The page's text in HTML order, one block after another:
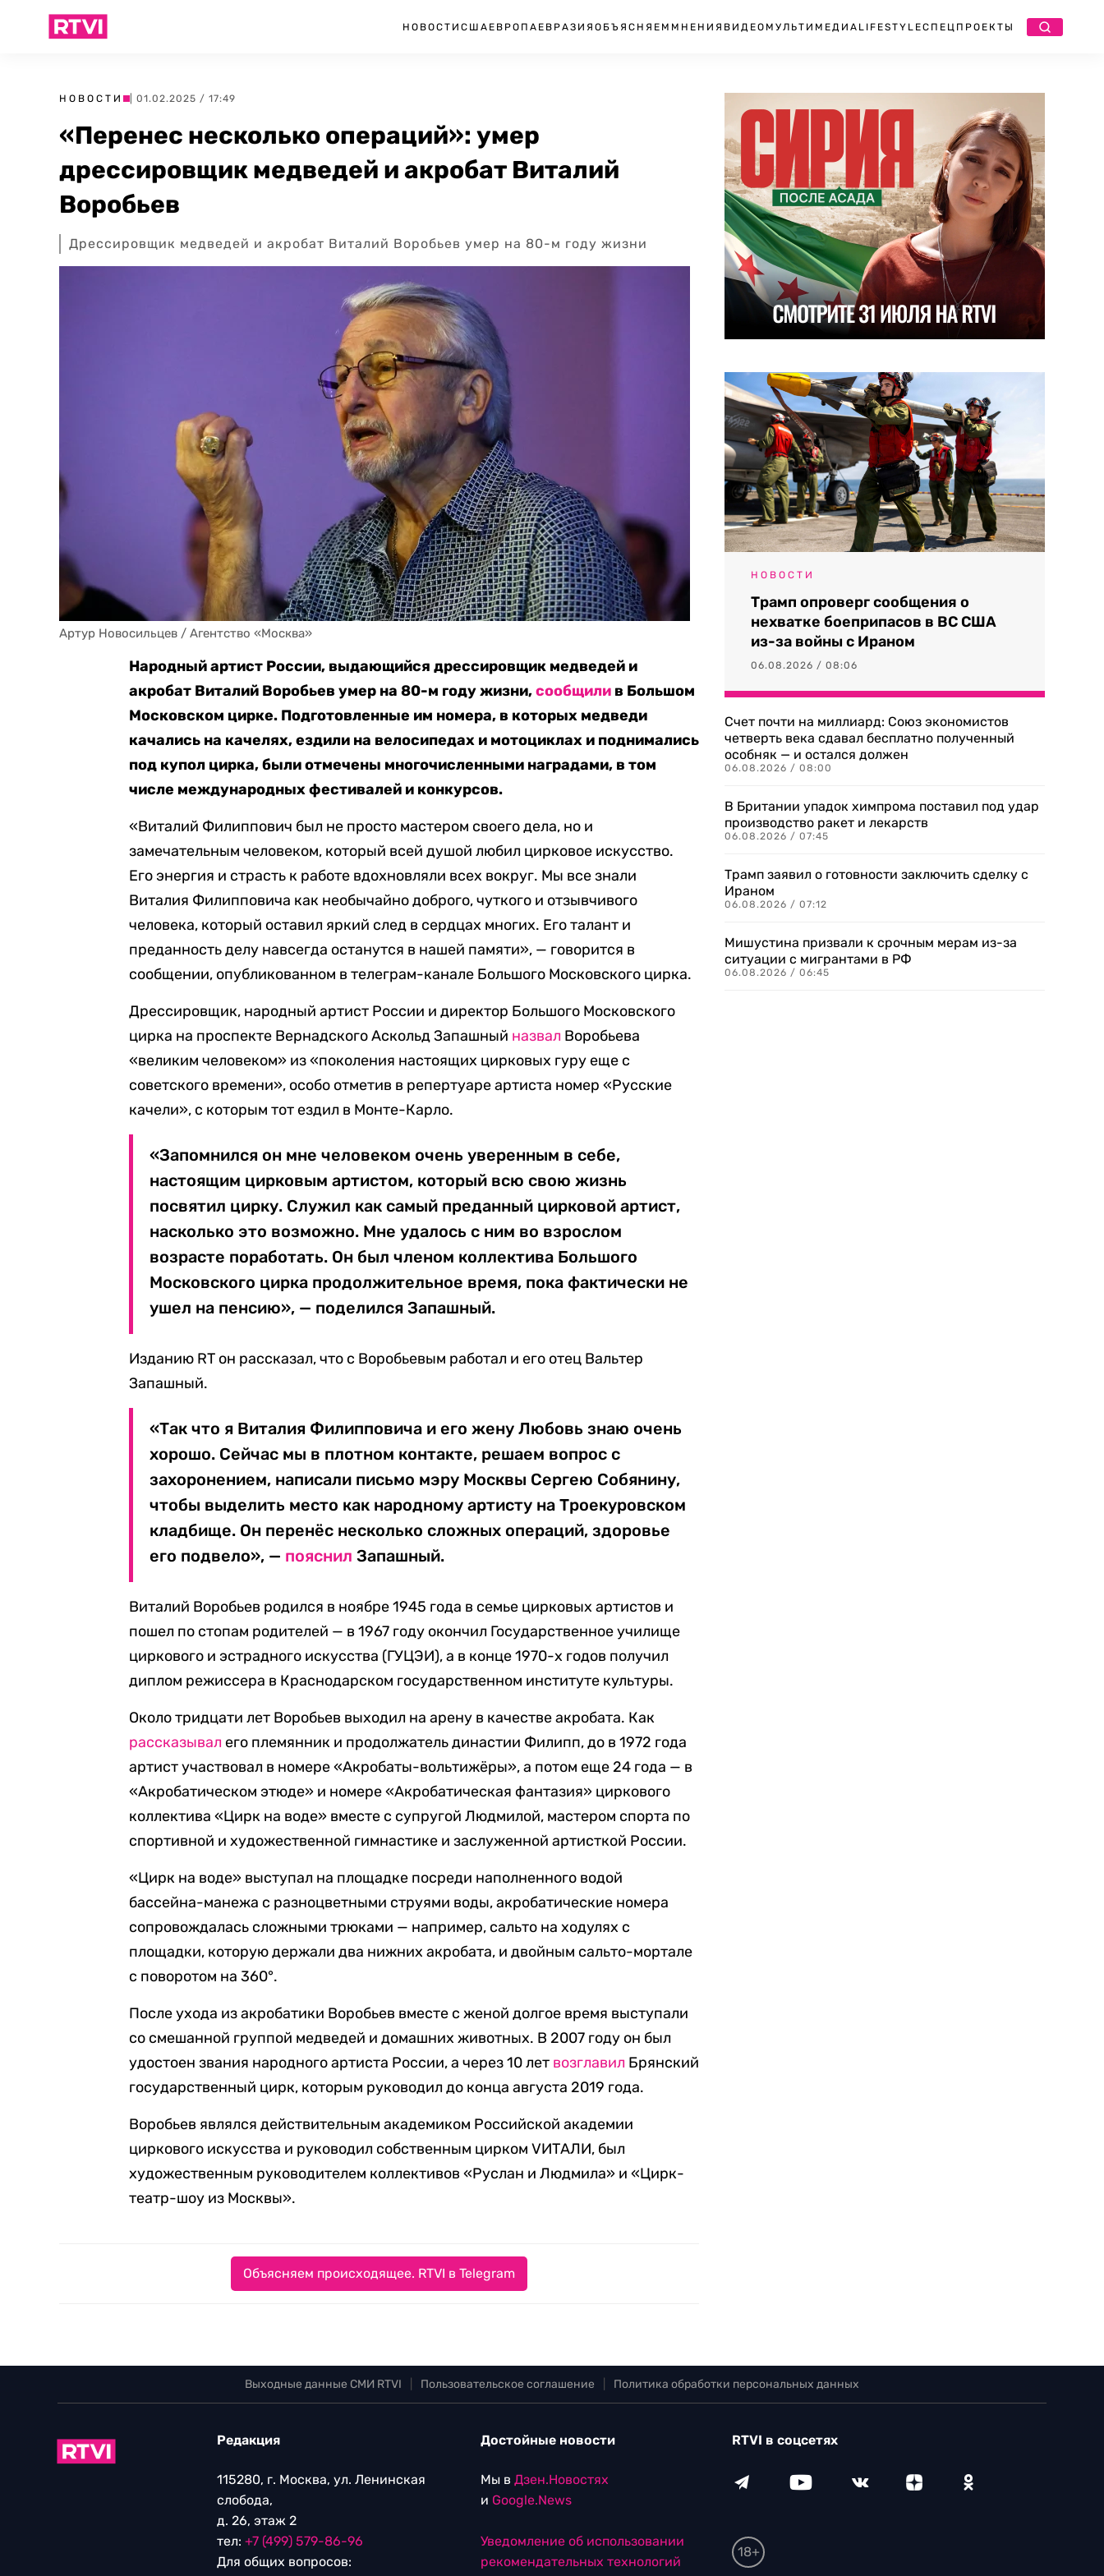
НОВОСТИ США ЕВРОПА ЕВРАЗИЯ ОБЪЯСНЯЕМ МНЕНИЯ ВИДЕО МУЛЬТИМЕДИА LIFESTYLEСПЕЦПРОЕКТЫ
НОВОСТИ | 01.02.2025 / 17:49
«Перенес несколько операций»: умер
дрессировщик медведей и акробат Виталий
Воробьев
Дрессировщик медведей и акробат Виталий Воробьев умер на 80-м году жизни
Артур Новосильцев / Агентство «Москва»
Народный артист России, выдающийся дрессировщик медведей и
акробат Виталий Воробьев умер на 80-м году жизни,сообщили в Большом
Московском цирке. Подготовленные им номера, в которых медведи
качались на качелях, ездили на велосипедах и мотоциклах и поднимались
под купол цирка, были отмечены многочисленными наградами, в том
числе международных фестивалей и конкурсов.
«Виталий Филиппович был не просто мастером своего дела, но и
замечательным человеком, который всей душой любил цирковое искусство.
Его энергия и страсть к работе вдохновляли всех вокруг. Мы все знали
Виталия Филипповича как необычайно доброго, чуткого и отзывчивого
человека, который оставил яркий след в сердцах многих. Его талант и
преданность делу навсегда останутся в нашей памяти», — говорится в
сообщении, опубликованном в телеграм-канале Большого Московского цирка.
Дрессировщик, народный артист России и директор Большого Московского
цирка на проспекте Вернадского Аскольд Запашный назвал Воробьева
«великим человеком» из «поколения настоящих цирковых гуру еще с
советского времени», особо отметив в репертуаре артиста номер «Русские
качели», с которым тот ездил в Монте-Карло.
«Запомнился он мне человеком очень уверенным в себе,
настоящим цирковым артистом, который всю свою жизнь
посвятил цирку. Служил как самый преданный цирковой артист,
насколько это возможно. Мне удалось с ним во взрослом
возрасте поработать. Он был членом коллектива Большого
Московского цирка продолжительное время, пока фактически не
ушел на пенсию», — поделился Запашный.
Изданию RT он рассказал, что с Воробьевым работал и его отец Вальтер
Запашный.
«Так что я Виталия Филипповича и его жену Любовь знаю очень
хорошо. Сейчас мы в плотном контакте, решаем вопрос с
захоронением, написали письмо мэру Москвы Сергею Собянину,
чтобы выделить место как народному артисту на Троекуровском
кладбище. Он перенёс несколько сложных операций, здоровье
его подвело», — пояснил Запашный.
Виталий Воробьев родился в ноябре 1945 года в семье цирковых артистов и
пошел по стопам родителей — в 1967 году окончил Государственное училище
циркового и эстрадного искусства (ГУЦЭИ), а в конце 1970-х годов получил
диплом режиссера в Краснодарском государственном институте культуры.
Около тридцати лет Воробьев выходил на арену в качестве акробата. Как
рассказывал его племянник и продолжатель династии Филипп, до в 1972 года
артист участвовал в номере «Акробаты-вольтижёры», а потом еще 24 года — в
«Акробатическом этюде» и номере «Акробатическая фантазия» циркового
коллектива «Цирк на воде» вместе с супругой Людмилой, мастером спорта по
спортивной и художественной гимнастике и заслуженной артисткой России.
«Цирк на воде» выступал на площадке посреди наполненного водой
бассейна-манежа с разноцветными струями воды, акробатические номера
сопровождалась сложными трюками — например, сальто на ходулях с
площадки, которую держали два нижних акробата, и двойным сальто-мортале
с поворотом на 360°.
После ухода из акробатики Воробьев вместе с женой долгое время выступали
со смешанной группой медведей и домашних животных. В 2007 году он был
удостоен звания народного артиста России, а через 10 лет возглавил Брянский
государственный цирк, которым руководил до конца августа 2019 года.
Воробьев являлся действительным академиком Российской академии
циркового искусства и руководил собственным цирком VИТАЛИ, был
художественным руководителем коллективов «Руслан и Людмила» и «Цирк-
театр-шоу из Москвы».
Объясняем происходящее. RTVI в Telegram
НОВОСТИ
Трамп опроверг сообщения о
нехватке боеприпасов в ВС США
из-за войны с Ираном
06.08.2026 / 08:06
Счет почти на миллиард: Союз экономистов
четверть века сдавал бесплатно полученный
особняк — и остался должен
06.08.2026 / 08:00
В Британии упадок химпрома поставил под удар
производство ракет и лекарств
06.08.2026 / 07:45
Трамп заявил о готовности заключить сделку с
Ираном
06.08.2026 / 07:12
Мишустина призвали к срочным мерам из-за
ситуации с мигрантами в РФ
06.08.2026 / 06:45
Выходные данные СМИ RTVI Пользовательское соглашение Политика обработки персональных данных
Редакция
115280, г. Москва, ул. Ленинская
слобода,
д. 26, этаж 2
тел: +7 (499) 579-86-96
Для общих вопросов:
Достойные новости
Мы в Дзен.Новостях
и Google.News
Уведомление об использовании
рекомендательных технологий
RTVI в соцсетях
18+